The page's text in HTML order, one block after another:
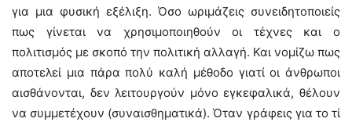
για μια φυσική εξέλιξη. Όσο ωριμάζεις συνειδητοποιείς
πως γίνεται να χρησιμοποιηθούν οι τέχνες και ο
πολιτισμός με σκοπό την πολιτική αλλαγή. Και νομίζω πως
αποτελεί μια πάρα πολύ καλή μέθοδο γιατί οι άνθρωποι
αισθάνονται, δεν λειτουργούν μόνο εγκεφαλικά, θέλουν
να συμμετέχουν (συναισθηματικά). Όταν γράφεις για το τί